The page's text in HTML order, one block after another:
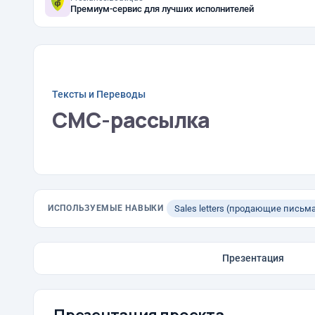
Премиум-сервис для лучших исполнителей
Тексты и Переводы
СМС-рассылка
ИСПОЛЬЗУЕМЫЕ НАВЫКИ Sales letters (продающие
Презентация